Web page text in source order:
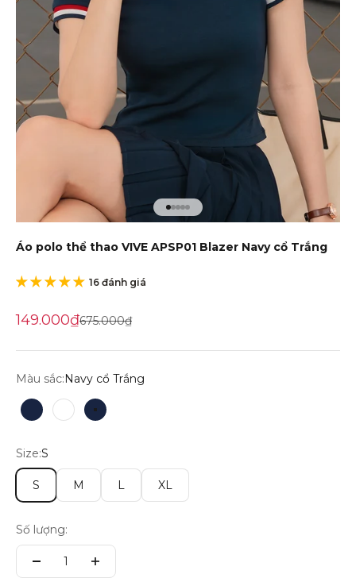
Đến mục 1
Đến mục 2
Đến mục 3
Đến mục 4
Đến mục 5
Áo polo thể thao VIVE APSP01 Blazer Navy cổ Trắng
16 đánh giá
Giá khuyến mãi
149.000₫Giá gốc
675.000₫
Màu sắc:Navy cổ Trắng
Blazer Navy
TrắngNavy cổ Trắng
Size:S
S M L XL
Số lượng: